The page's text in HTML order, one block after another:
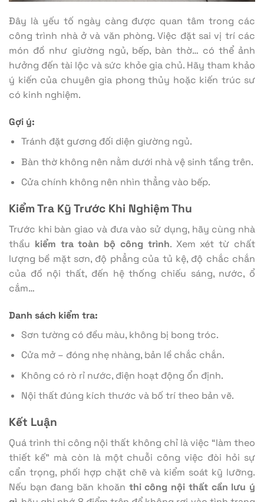
Đây là yếu tố ngày càng được quan tâm trong các
công trình nhà ở và văn phòng. Việc đặt sai vị trí các
món đồ như giường ngủ, bếp, bàn thờ… có thể ảnh
hưởng đến tài lộc và sức khỏe gia chủ. Hãy tham khảo
ý kiến của chuyên gia phong thủy hoặc kiến trúc sư
có kinh nghiệm.
Gợi ý:
Tránh đặt gương đối diện giường ngủ.
Bàn thờ không nên nằm dưới nhà vệ sinh tầng trên.
Cửa chính không nên nhìn thẳng vào bếp.
Kiểm Tra Kỹ Trước Khi Nghiệm Thu
Trước khi bàn giao và đưa vào sử dụng, hãy cùng nhà
thầu kiểm tra toàn bộ công trình. Xem xét từ chất
lượng bề mặt sơn, độ phẳng của tủ kệ, độ chắc chắn
của đồ nội thất, đến hệ thống chiếu sáng, nước, ổ
cắm…
Danh sách kiểm tra:
Sơn tường có đều màu, không bị bong tróc.
Cửa mở – đóng nhẹ nhàng, bản lề chắc chắn.
Không có rò rỉ nước, điện hoạt động ổn định.
Nội thất đúng kích thước và bố trí theo bản vẽ.
Kết Luận
Quá trình thi công nội thất không chỉ là việc “làm theo
thiết kế” mà còn là một chuỗi công việc đòi hỏi sự
cẩn trọng, phối hợp chặt chẽ và kiểm soát kỹ lưỡng.
Nếu bạn đang băn khoăn thi công nội thất cần lưu ý